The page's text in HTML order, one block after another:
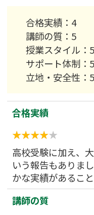
合格実績：4
講師の質：5
授業スタイル：5
サポート体制：5
立地・安全性：5
合格実績
高校受験に加え、
いう報告もありま
かな実績があるこ
講師の質